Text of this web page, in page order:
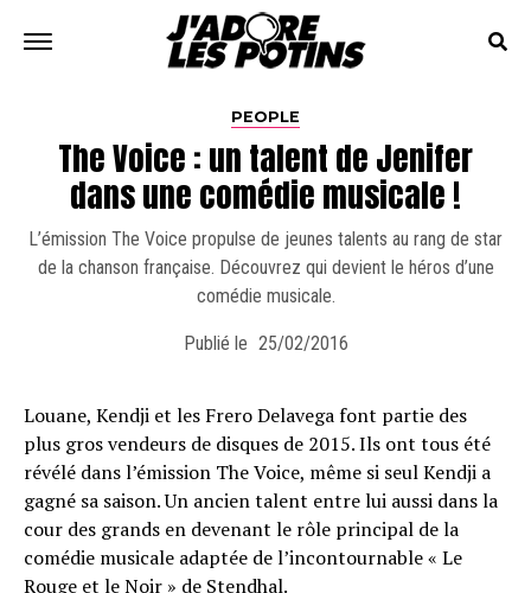
PEOPLE
The Voice : un talent de Jenifer
dans une comédie musicale !
L’émission The Voice propulse de jeunes talents au rang de star
de la chanson française. Découvrez qui devient le héros d’une
comédie musicale.
Publié le 25/02/2016
Louane, Kendji et les Frero Delavega font partie des
plus gros vendeurs de disques de 2015. Ils ont tous été
révélé dans l’émission The Voice, même si seul Kendji a
gagné sa saison. Un ancien talent entre lui aussi dans la
cour des grands en devenant le rôle principal de la
comédie musicale adaptée de l’incontournable « Le
Rouge et le Noir » de Stendhal.